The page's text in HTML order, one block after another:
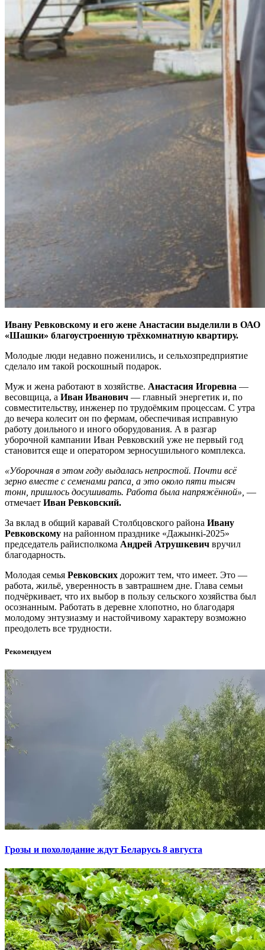
Ивану Ревковскому и его жене Анастасии выделили в ОАО
«Шашки» благоустроенную трёхкомнатную квартиру.
Молодые люди недавно поженились, и сельхозпредприятие
сделало им такой роскошный подарок.
Муж и жена работают в хозяйстве. Анастасия Игоревна —
весовщица, а Иван Иванович — главный энергетик и, по
совместительству, инженер по трудоёмким процессам. С утра
до вечера колесит он по фермам, обеспечивая исправную
работу доильного и иного оборудования. А в разгар
уборочной кампании Иван Ревковский уже не первый год
становится еще и оператором зерносушильного комплекса.
«Уборочная в этом году выдалась непростой. Почти всё
зерно вместе с семенами рапса, а это около пяти тысяч
тонн, пришлось досушивать. Работа была напряжённой», —
отмечает Иван Ревковский.
За вклад в общий каравай Столбцовского района Ивану
Ревковскому на районном празднике «Дажынкі-2025»
председатель райисполкома Андрей Атрушкевич вручил
благодарность.
Молодая семья Ревковских дорожит тем, что имеет. Это —
работа, жильё, уверенность в завтрашнем дне. Глава семьи
подчёркивает, что их выбор в пользу сельского хозяйства был
осознанным. Работать в деревне хлопотно, но благодаря
молодому энтузиазму и настойчивому характеру возможно
преодолеть все трудности.
Рекомендуем
Грозы и похолодание ждут Беларусь 8 августа